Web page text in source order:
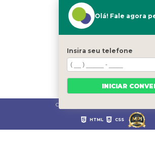
QUEM SOMOS
CONTATO
CATEGORIAS
MAPA DO SITE
Copyright © Summer. (Lei 9610 de 19/
HTML CSS
Olá! Fale agora
Insira seu telefone
INICIAR